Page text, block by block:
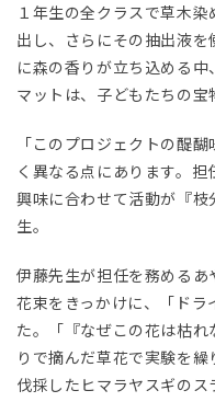
１年生の全クラスで草木
出し、さらにその抽出液
に森の香りが立ち込める
マットは、子どもたちの宝
「このプロジェクトの醍
く異なる点にあります。
興味に合わせて活動が『枝
生。
伊藤先生が担任を務めるあ
花束をきっかけに、「ドラ
た。「『なぜこの花は枯
りで摘んだ草花で実験を
伐採したヒマラヤスギの